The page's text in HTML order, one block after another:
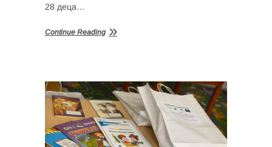
28 деца…
Continue Reading